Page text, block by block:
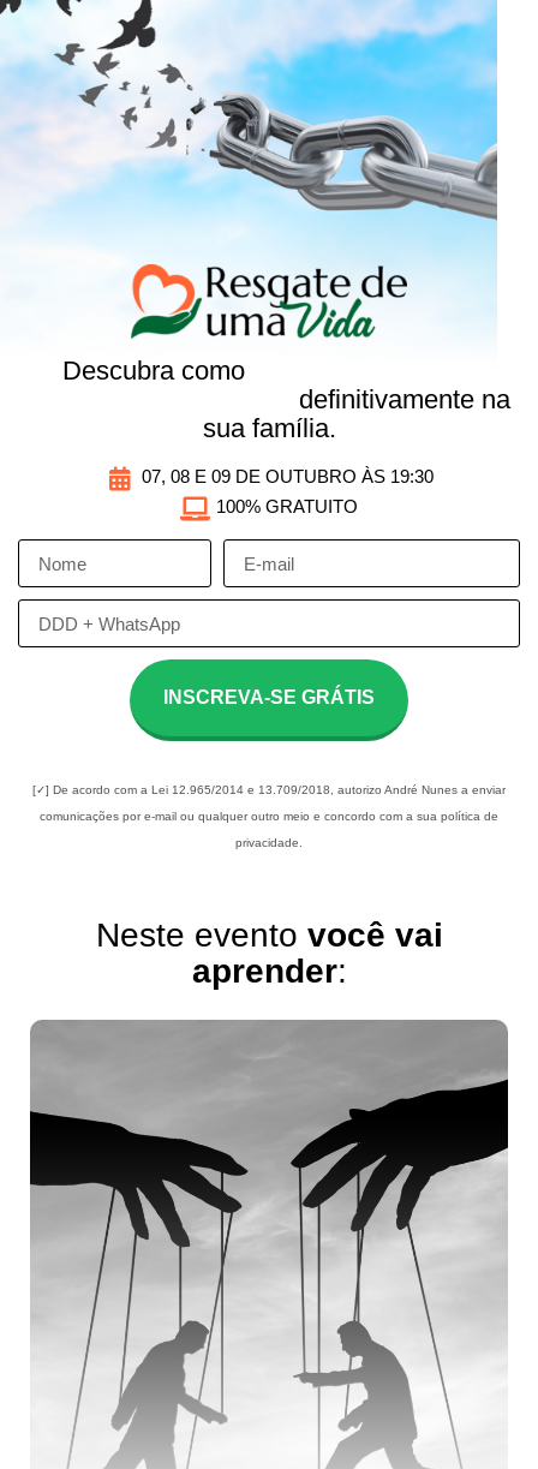
Descubra como
definitivamente na
sua família.
07, 08 E 09 DE OUTUBRO ÀS 19:30
100% GRATUITO
INSCREVA-SE GRÁTIS
[✓] De acordo com a Lei 12.965/2014 e 13.709/2018, autorizo André Nunes a enviar
comunicações por e-mail ou qualquer outro meio e concordo com a sua política de
privacidade.
Neste evento você vai
aprender: